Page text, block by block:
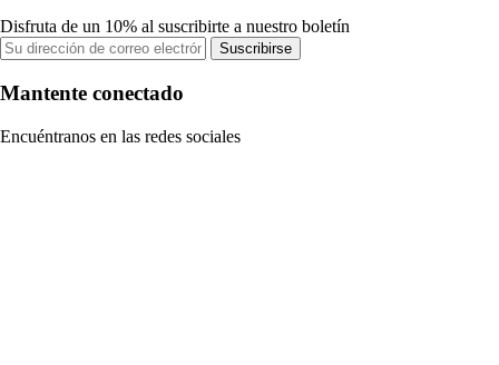
Disfruta de un 10% al suscribirte a nuestro boletín
Suscribirse
Mantente conectado
Encuéntranos en las redes sociales